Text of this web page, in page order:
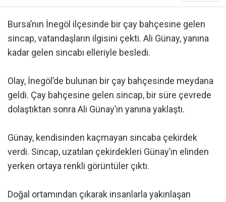
Bursa’nın İnegöl ilçesinde bir çay bahçesine gelen
sincap, vatandaşların ilgisini çekti. Ali Günay, yanına
kadar gelen sincabı elleriyle besledi.
Olay, İnegöl’de bulunan bir çay bahçesinde meydana
geldi. Çay bahçesine gelen sincap, bir süre çevrede
dolaştıktan sonra Ali Günay’ın yanına yaklaştı.
Günay, kendisinden kaçmayan sincaba çekirdek
verdi. Sincap, uzatılan çekirdekleri Günay’ın elinden
yerken ortaya renkli görüntüler çıktı.
Doğal ortamından çıkarak insanlarla yakınlaşan